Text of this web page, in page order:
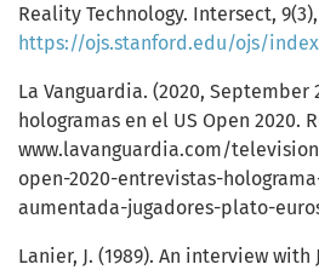
Reality Technology. Intersect,
https://ojs.stanford.edu/ojs/
La Vanguardia. (2020, September
hologramas en el US Open 2020.
www.lavanguardia.com/
open-2020-entrevistas-
aumentada-jugadores-plato-
Lanier, J. (1989). An interview with